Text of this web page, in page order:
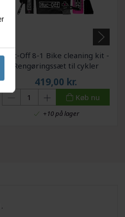
Muc-Off 8-1 Bike cleaning kit -
Rengøringssæt til cykler
419,00 kr.
Køb nu
+10 på lager